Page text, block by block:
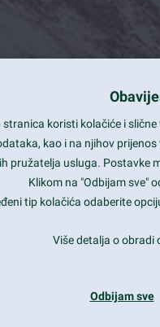
Smart and beautiful
Unlimited Eelements
Mobile ready
stranica koristi kolačiće i
kao i na njihov
pružatelja usluga. Postavke
Klikom na "Odbijam sve"
tip kolačića odaberite
Više detalja o obradi
Odbijam sve